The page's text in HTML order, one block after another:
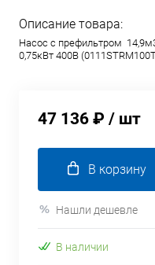
Описание товара:
Насос с префильтром
0,75кВт 400В
47 136 ₽ / шт
В корзину
Нашли дешевле
В наличии